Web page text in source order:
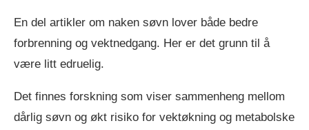
En del artikler om naken søvn lover både bedre
forbrenning og vektnedgang. Her er det grunn til å
være litt edruelig.
Det finnes forskning som viser sammenheng mellom
dårlig søvn og økt risiko for vektøkning og metabolske